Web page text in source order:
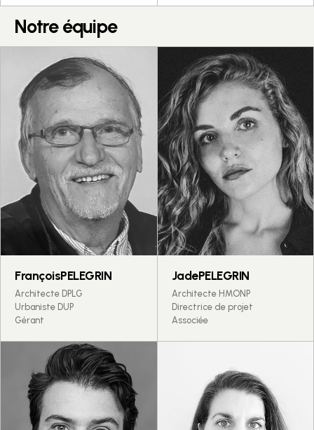
Notre équipe
FrançoisPELEGRIN
Architecte DPLG
Urbaniste DUP
Gérant
JadePELEGRIN
Architecte HMONP
Directrice de projet
Associée